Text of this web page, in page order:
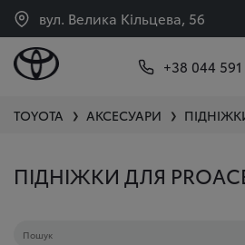
вул. Велика Кільцева, 56
+38 044
TOYOTA ❯ АКСЕСУАРИ ❯
ПІДНІЖКИ ДЛЯ